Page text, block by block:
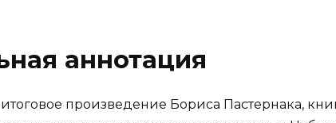
аннотация
произведение Бориса Пастернака,